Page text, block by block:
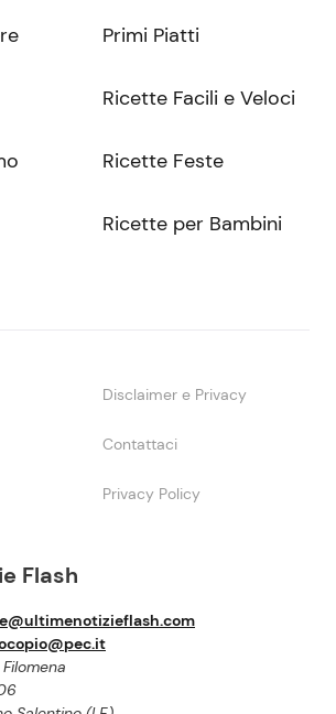
Flash
Primi Piatti
Ricette Facili e Veloci
Ricette Feste
Ricette per Bambini
Disclaimer e Privacy
Contattaci
Privacy Policy